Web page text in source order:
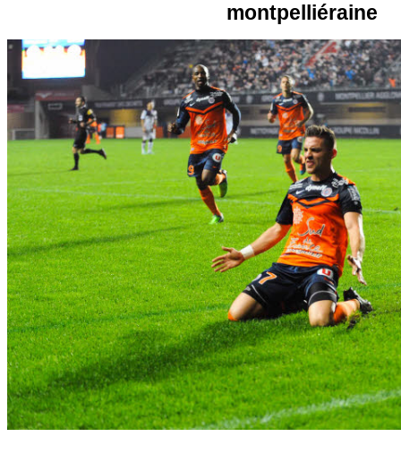
montpelliéraine